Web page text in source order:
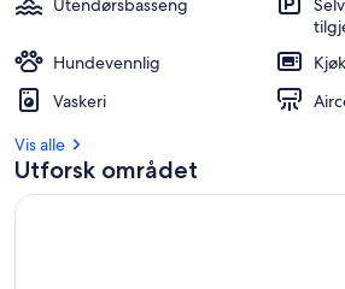
Utendørsbasseng
Hundevennlig
Vaskeri
Vis alle
Utforsk området